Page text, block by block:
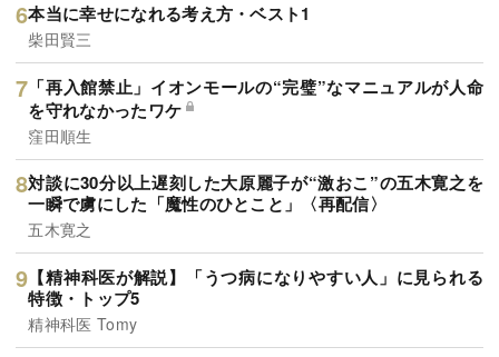
本当に幸せになれる考え方・ベスト1
柴田賢三
「再入館禁止」イオンモールの“完璧”なマニュアルが人命
を守れなかったワケ
窪田順生
対談に30分以上遅刻した大原麗子が“激おこ”の五木寛之を
一瞬で虜にした「魔性のひとこと」〈再配信〉
五木寛之
【精神科医が解説】「うつ病になりやすい人」に見られる
特徴・トップ5
精神科医 Tomy